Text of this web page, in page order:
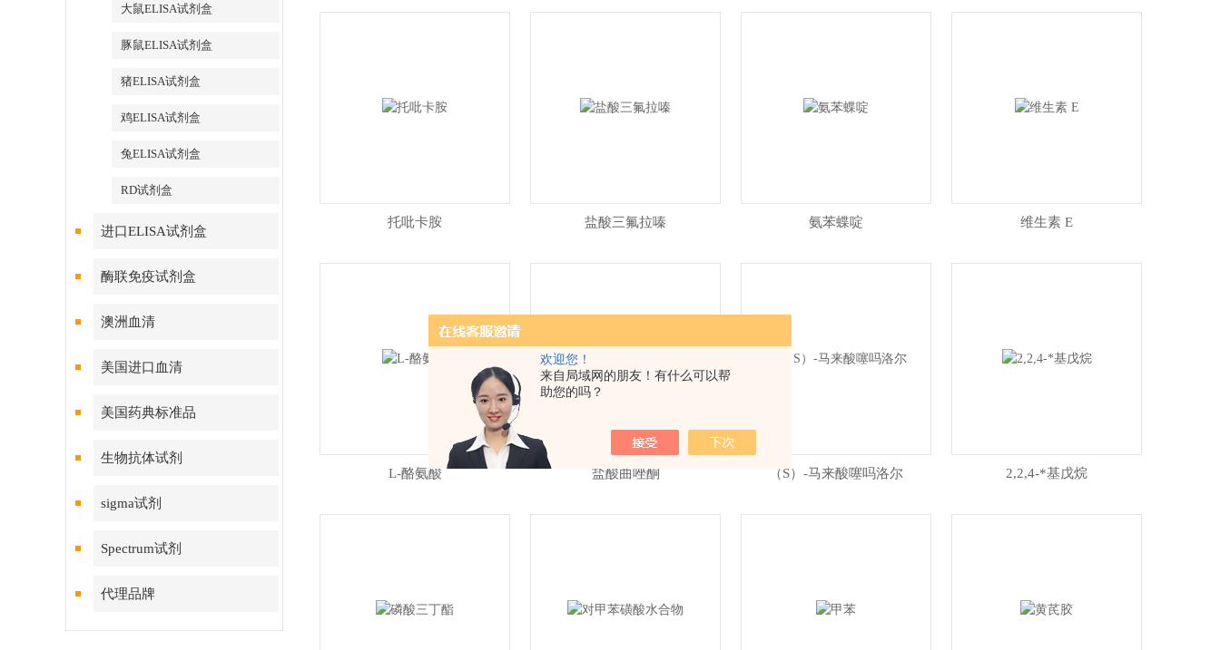
欢迎您！
来自局域网的朋友！有什么可以帮
助您的吗？
大鼠ELISA试剂盒
豚鼠ELISA试剂盒
猪ELISA试剂盒
鸡ELISA试剂盒
兔ELISA试剂盒
RD试剂盒
进口ELISA试剂盒
酶联免疫试剂盒
澳洲血清
美国进口血清
美国药典标准品
生物抗体试剂
sigma试剂
Spectrum试剂
代理品牌
托吡卡胺 盐酸三氟拉嗪 氨苯蝶啶 维生素 E
L-酪氨酸 盐酸曲唑酮 （S）-马来酸噻吗洛尔 2,2,4-*基戊烷